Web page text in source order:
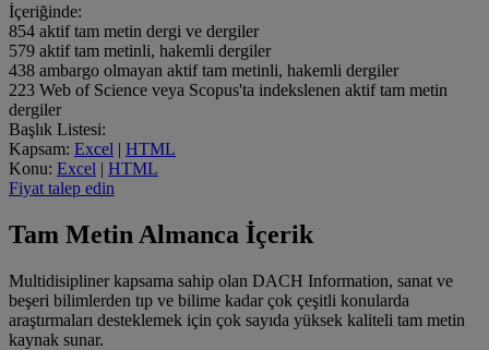
İçeriğinde:
854 aktif tam metin dergi ve dergiler
579 aktif tam metinli, hakemli dergiler
438 ambargo olmayan aktif tam metinli, hakemli dergiler
223 Web of Science veya Scopus'ta indekslenen aktif tam metin
dergiler
Başlık Listesi:
Kapsam: Excel | HTML
Konu: Excel | HTML
Fiyat talep edin
Tam Metin Almanca İçerik
Multidisipliner kapsama sahip olan DACH Information, sanat ve
beşeri bilimlerden tıp ve bilime kadar çok çeşitli konularda
araştırmaları desteklemek için çok sayıda yüksek kaliteli tam metin
kaynak sunar.